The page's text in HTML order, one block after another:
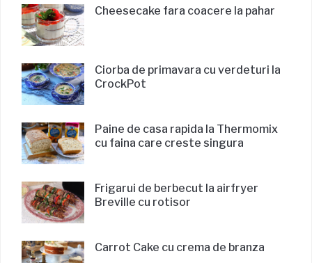
Cheesecake fara coacere la pahar
Ciorba de primavara cu verdeturi la
CrockPot
Paine de casa rapida la Thermomix
cu faina care creste singura
Frigarui de berbecut la airfryer
Breville cu rotisor
Carrot Cake cu crema de branza